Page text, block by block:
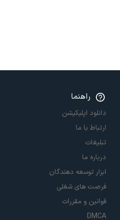
راهنما
دانلود اپلیکیشن
ارتباط با ما
تبلیغات
درباره ما
ابزار توسعه دهندگان
فرصت های شغلی
قوانین و مقررات
DMCA